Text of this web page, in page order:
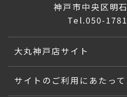
神戸市中央区明
Tel.050-
大丸神戸店サイト
サイトのご利用にあたって